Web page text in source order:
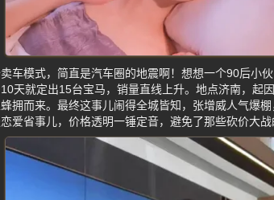
车模式，简直是汽车圈的地震啊！想想一个90后小
天就定出15台宝马，销量直线上升。地点济南，起
拥而来。最终这事儿闹得全城皆知，张增威人气爆
爱省事儿，价格透明一锤定音，避免了那些砍价大战